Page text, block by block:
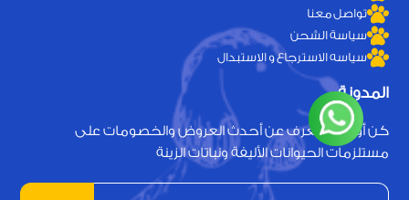
تواصل معنا
سياسة الشحن
سياسه الاسترجاع و الاستبدال
المدونة
كن أول من يعرف عن أحدث العروض والخصومات على
مستلزمات الحيوانات الأليفة ونباتات الزينة